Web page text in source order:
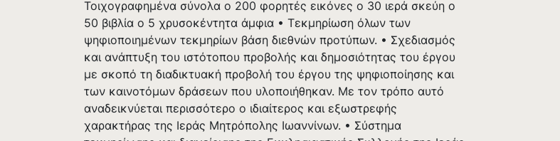
Τοιχογραφημένα σύνολα o 200 φορητές εικόνες o 30 ιερά σκεύη o
50 βιβλία o 5 χρυσοκέντητα άμφια • Τεκμηρίωση όλων των
ψηφιοποιημένων τεκμηρίων βάση διεθνών προτύπων. • Σχεδιασμός
και ανάπτυξη του ιστότοπου προβολής και δημοσιότητας του έργου
με σκοπό τη διαδικτυακή προβολή του έργου της ψηφιοποίησης και
των καινοτόμων δράσεων που υλοποιήθηκαν. Με τον τρόπο αυτό
αναδεικνύεται περισσότερο ο ιδιαίτερος και εξωστρεφής
χαρακτήρας της Ιεράς Μητρόπολης Ιωαννίνων. • Σύστημα